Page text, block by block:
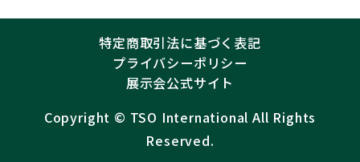
特定商取引法に基づく表記
プライバシーポリシー
展示会公式サイト
Copyright ©︎ TSO International All Rights
Reserved.